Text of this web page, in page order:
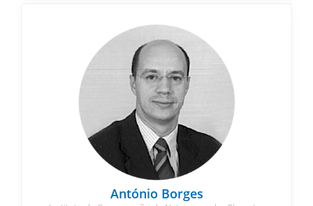
António Borges